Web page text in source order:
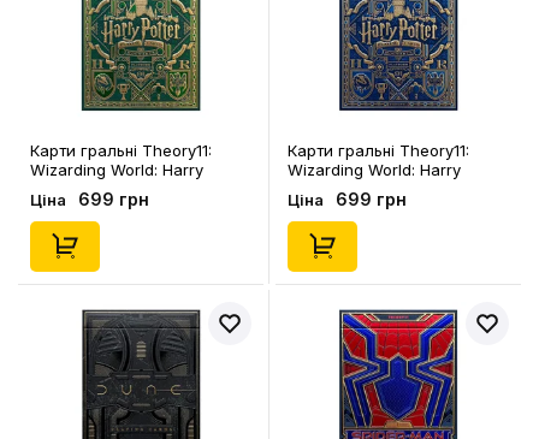
Карти гральні Theory11:
Wizarding World: Harry
Potter: Hogwarts: Slytherin
(Green), (120029)
Ціна 699 грн
Карти гральні Theory11:
Wizarding World: Harry
Potter: Hogwarts: Ravenclaw
(Blue), (120027)
Ціна 699 грн